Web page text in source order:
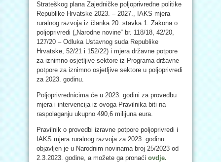
Strateškog plana Zajedničke poljoprivredne politike
Republike Hrvatske 2023. – 2027., IAKS mjera
ruralnog razvoja iz članka 20. stavka 1. Zakona o
poljoprivredi („Narodne novine“ br. 118/18, 42/20,
127/20 – Odluka Ustavnog suda Republike
Hrvatske, 52/21 i 152/22) i mjera državne potpore
za iznimno osjetljive sektore iz Programa državne
potpore za iznimno osjetljive sektore u poljoprivredi
za 2023. godinu.
Poljoprivrednicima će u 2023. godini za provedbu
mjera i intervencija iz ovoga Pravilnika biti na
raspolaganju ukupno 490,6 milijuna eura.
Pravilnik o provedbi izravne potpore poljoprivredi i
IAKS mjera ruralnog razvoja za 2023. godinu
objavljen je u Narodnim novinama broj 25/2023 od
2.3.2023. godine, a možete ga pronaći ovdje.